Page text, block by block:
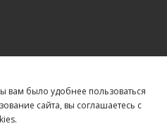
вам было удобнее пользоваться
сайта, вы соглашаетесь c